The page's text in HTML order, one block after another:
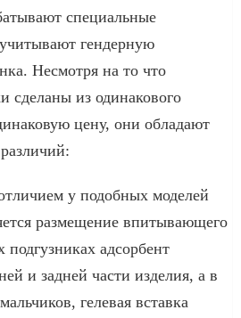
специальные
гендерную
Несмотря на то что
сделаны из одинакового
цену, они обладают
у подобных моделей
размещение впитывающего
подгузниках адсорбент
и задней части изделия, а в
гелевая вставка